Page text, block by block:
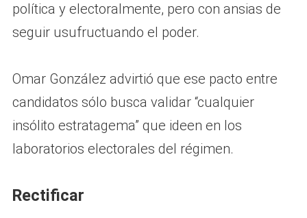
política y electoralmente, pero con ansias de
seguir usufructuando el poder.
Omar González advirtió que ese pacto entre
candidatos sólo busca validar “cualquier
insólito estratagema” que ideen en los
laboratorios electorales del régimen.
Rectificar